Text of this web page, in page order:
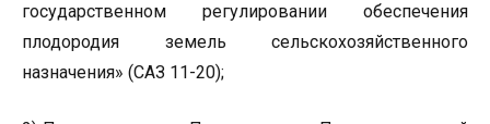
государственном регулировании обеспечения
плодородия земель сельскохозяйственного
назначения» (САЗ 11-20);